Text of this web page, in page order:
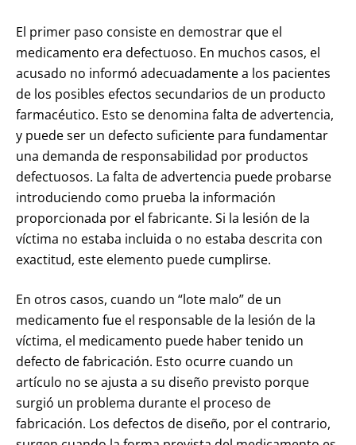
El primer paso consiste en demostrar que el
medicamento era defectuoso. En muchos casos, el
acusado no informó adecuadamente a los pacientes
de los posibles efectos secundarios de un producto
farmacéutico. Esto se denomina falta de advertencia,
y puede ser un defecto suficiente para fundamentar
una demanda de responsabilidad por productos
defectuosos. La falta de advertencia puede probarse
introduciendo como prueba la información
proporcionada por el fabricante. Si la lesión de la
víctima no estaba incluida o no estaba descrita con
exactitud, este elemento puede cumplirse.
En otros casos, cuando un “lote malo” de un
medicamento fue el responsable de la lesión de la
víctima, el medicamento puede haber tenido un
defecto de fabricación. Esto ocurre cuando un
artículo no se ajusta a su diseño previsto porque
surgió un problema durante el proceso de
fabricación. Los defectos de diseño, por el contrario,